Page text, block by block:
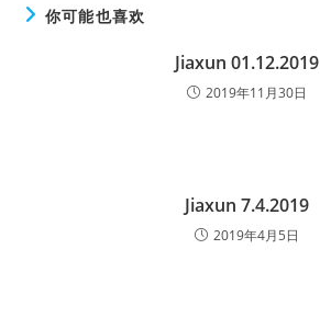
你可能也喜欢
Jiaxun 01.12.2019
2019年11月30日
Jiaxun 7.4.2019
2019年4月5日